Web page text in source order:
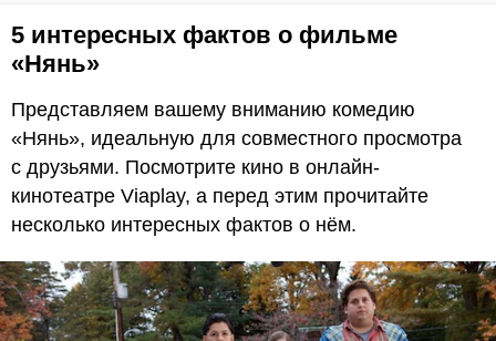
5 интересных фактов о фильме
«Нянь»
Представляем вашему вниманию комедию
«Нянь», идеальную для совместного просмотра
с друзьями. Посмотрите кино в онлайн-
кинотеатре Viaplay, а перед этим прочитайте
несколько интересных фактов о нём.